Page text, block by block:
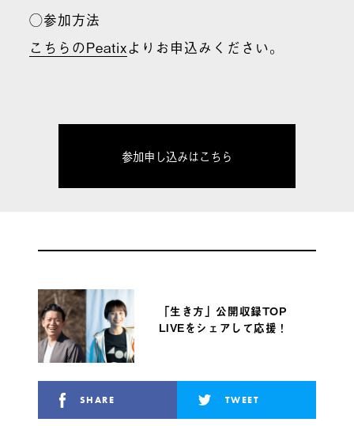
◯参加方法
こちらのPeatixよりお申込みください。
参加申し込みはこちら
「生き方」公開収録TOP
LIVEをシェアして応援！
SHARE TWEET